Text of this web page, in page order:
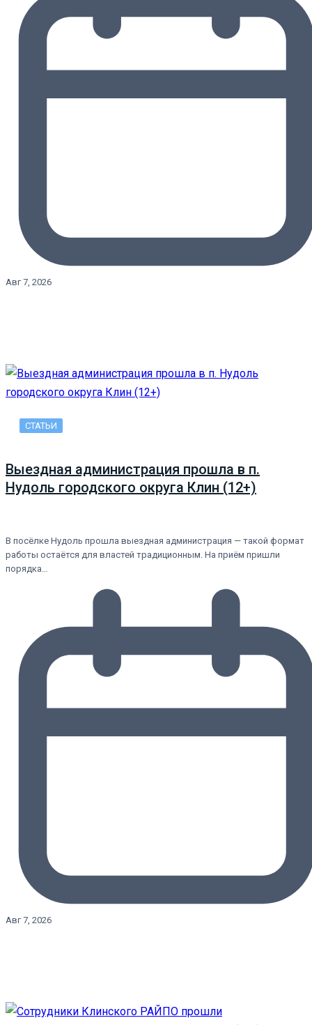
Авг 7, 2026
СТАТЬИ
Выездная администрация прошла в п.
Нудоль городского округа Клин (12+)
В посёлке Нудоль прошла выездная администрация — такой формат
работы остаётся для властей традиционным. На приём пришли
порядка…
Авг 7, 2026